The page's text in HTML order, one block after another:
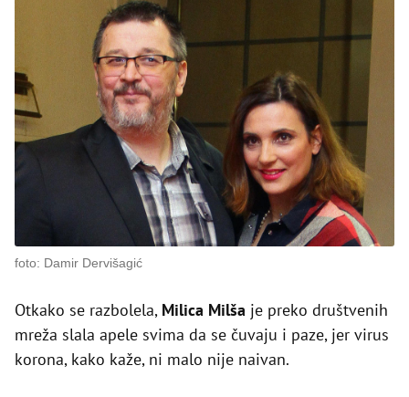
foto: Damir Dervišagić
Otkako se razbolela, Milica Milša je preko društvenih
mreža slala apele svima da se čuvaju i paze, jer virus
korona, kako kaže, ni malo nije naivan.